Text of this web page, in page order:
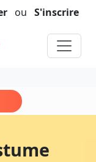
ou S'inscrire